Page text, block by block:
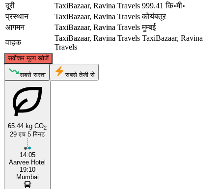
दूरी
TaxiBazaar, Ravina Travels 999.41 कि॰मी॰
प्रस्थान
TaxiBazaar, Ravina Travels कोयंबतूर
आगमन
TaxiBazaar, Ravina Travels मुम्बई
वाहक
TaxiBazaar, Ravina Travels TaxiBazaar, Ravina
Travels
सर्वोत्तम मूल्य खोजें
Mumbai
सबसे सस्ता सबसे तेजी से
65.44 kg CO2
29 एच 5 मिनट
14:05
Aarvee Hotel
19:10
Mumbai